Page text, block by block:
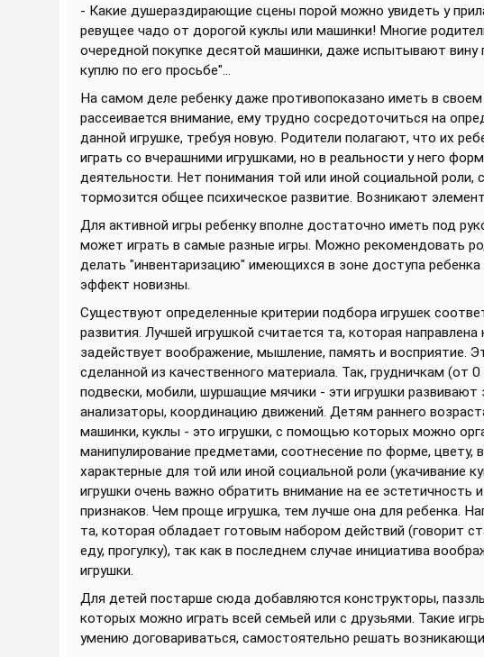
- Какие душераздирающие сцены порой можно увидеть у
ревущее чадо от дорогой куклы или машинки! Многие
очередной покупке десятой машинки, даже испытывают вину
куплю по его просьбе"...
На самом деле ребенку даже противопоказано иметь в
рассеивается внимание, ему трудно сосредоточиться на
данной игрушке, требуя новую. Родители полагают, что их
играть со вчерашними игрушками, но в реальности у него
деятельности. Нет понимания той или иной социальной
тормозится общее психическое развитие. Возникают
Для активной игры ребенку вполне достаточно иметь под
может играть в самые разные игры. Можно рекомендовать
делать "инвентаризацию" имеющихся в зоне доступа ребенка
эффект новизны.
Существуют определенные критерии подбора игрушек
развития. Лучшей игрушкой считается та, которая
задействует воображение, мышление, память и восприятие.
сделанной из качественного материала. Так, грудничкам (от
подвески, мобили, шуршащие мячики - эти игрушки
анализаторы, координацию движений. Детям раннего
машинки, куклы - это игрушки, с помощью которых можно
манипулирование предметами, соотнесение по форме, цвету,
характерные для той или иной социальной роли (укачивание
игрушки очень важно обратить внимание на ее эстетичность
признаков. Чем проще игрушка, тем лучше она для ребенка.
та, которая обладает готовым набором действий (говорит
еду, прогулку), так как в последнем случае инициатива
игрушки.
Для детей постарше сюда добавляются конструкторы,
которых можно играть всей семьей или с друзьями. Такие
умению договариваться, самостоятельно решать